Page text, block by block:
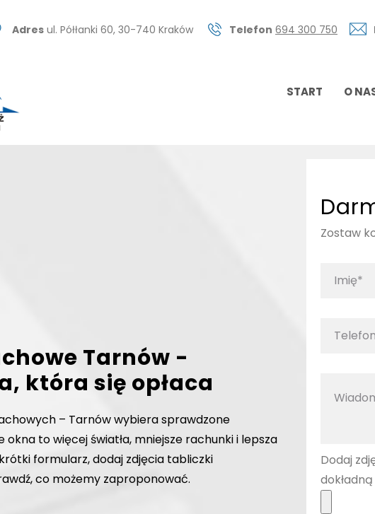
Adres ul. Półłanki 60, 30-740 Kraków Telefon 694 300 750
START O
Tarnów -
która się opłaca
– Tarnów wybiera sprawdzone
okna to więcej światła, mniejsze rachunki i lepsza
formularz, dodaj zdjęcia tabliczki
co możemy zaproponować.
Zostaw
Dodaj